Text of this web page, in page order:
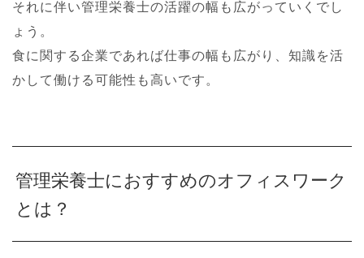
それに伴い管理栄養士の活躍の幅も広がっていくでし
ょう。
食に関する企業であれば仕事の幅も広がり、知識を活
かして働ける可能性も高いです。
管理栄養士におすすめのオフィスワーク
とは？